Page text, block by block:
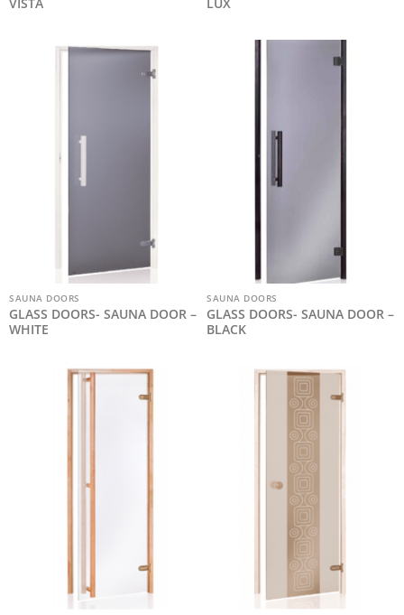
SAUNA DOORS
GLASS DOORS- SAUNA DOOR –
WHITE
SAUNA DOORS
GLASS DOORS- SAUNA DOOR –
BLACK